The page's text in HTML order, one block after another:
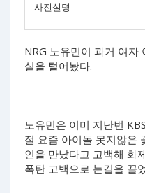
사진설명
NRG 노유민이 과거 여자
실을 털어놨다.
노유민은 이미 지난번
절 요즘 아이돌 못지않은
인을 만났다고 고백해 화
폭탄 고백으로 눈길을 끌